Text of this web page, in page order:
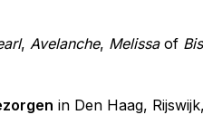
, Avelanche, Melissaof
in Den Haag,